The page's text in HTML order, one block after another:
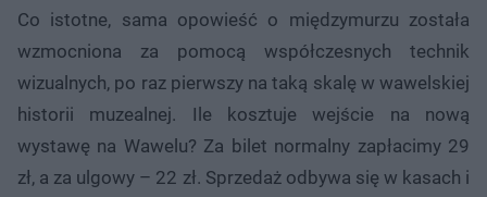
Co istotne, sama opowieść o międzymurzu została
wzmocniona za pomocą współczesnych technik
wizualnych, po raz pierwszy na taką skalę w wawelskiej
historii muzealnej. Ile kosztuje wejście na nową
wystawę na Wawelu? Za bilet normalny zapłacimy 29
zł, a za ulgowy – 22 zł. Sprzedaż odbywa się w kasach i